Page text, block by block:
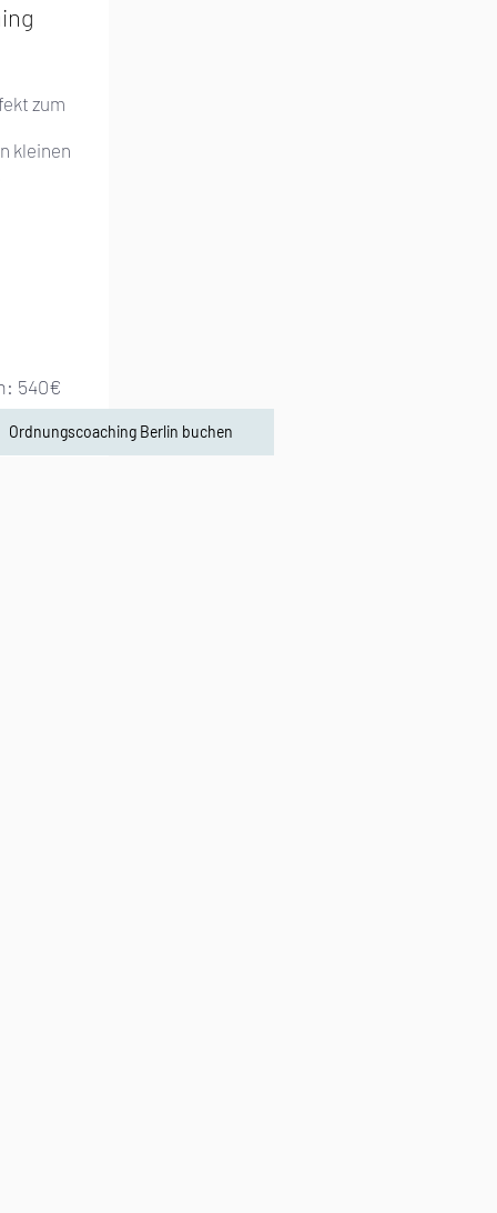
zum
kleinen
540€
Ordnungscoaching Berlin buchen